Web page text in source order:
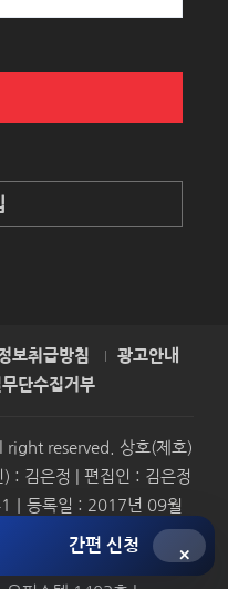
보취급방침
광고안내
단수집거부
reserved. 상호(제호)
: 김은정 | 편집인 : 김은정
｜등록일 : 2017년 09월
| 등록번호 : 서울, 아04695
소 : 서울특별시 금천구 서
간편 신청
×